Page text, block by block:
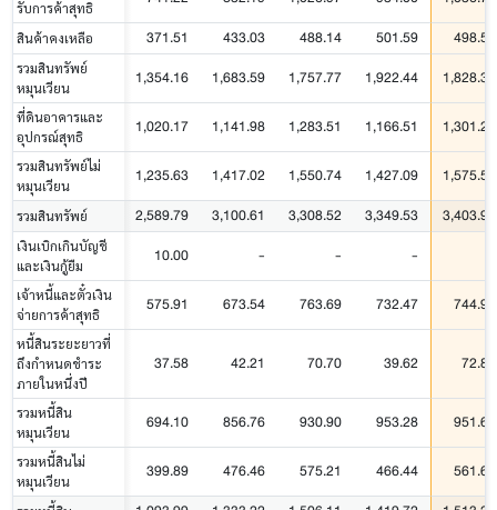
รับการค้าสุทธิ
สินค้าคงเหลือ 371.51 433.03 488.14 501.59 498.59
รวมสินทรัพย์
หมุนเวียน
1,354.16 1,683.59 1,757.77 1,922.44 1,828.37
ที่ดินอาคารและ
อุปกรณ์สุทธิ
1,020.17 1,141.98 1,283.51 1,166.51 1,301.21
รวมสินทรัพย์ไม่
หมุนเวียน
1,235.63 1,417.02 1,550.74 1,427.09 1,575.54
รวมสินทรัพย์ 2,589.79 3,100.61 3,308.52 3,349.53 3,403.91
เงินเบิกเกินบัญชี
และเงินกู้ยืม
10.00 - - -
เจ้าหนี้และตั๋วเงิน
จ่ายการค้าสุทธิ
575.91 673.54 763.69 732.47 744.99
หนี้สินระยะยาวที่
ถึงกำหนดชำระ
ภายในหนึ่งปี
37.58 42.21 70.70 39.62 72.86
รวมหนี้สิน
หมุนเวียน
694.10 856.76 930.90 953.28 951.67
รวมหนี้สินไม่
หมุนเวียน
399.89 476.46 575.21 466.44 561.62